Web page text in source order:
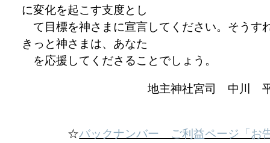
に変化を起こす支度とし
て目標を神さまに宣言してください。そうす
きっと神さまは、あなた
を応援してくださることでしょう。
地主神社宮司 中川
☆バックナンバー ご利益ページ「お